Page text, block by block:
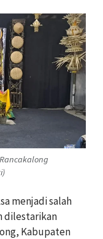
menjadi salah
dilestarikan
Kabupaten